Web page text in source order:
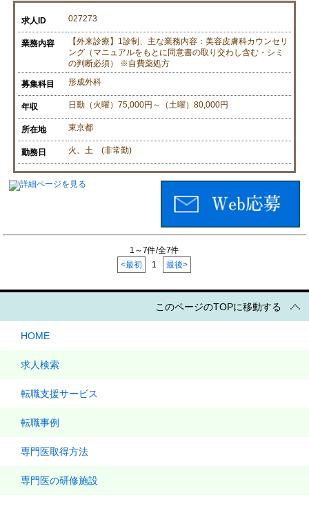
求人ID 027273
業務内容
【外来診療】1診制、主な業務内容：美容皮膚科カウンセリ
ング（マニュアルをもとに同意書の取り交わし含む・シミ
の判断必須） ※自費薬処方
募集科目 形成外科
年収 日勤（火曜）75,000円～（土曜）80,000円
所在地 東京都
勤務日 火、土 (非常勤)
1～7件/全7件
<最初
1 最後>
このページのTOPに移動する
HOME
求人検索
転職支援サービス
転職事例
専門医取得方法
専門医の研修施設